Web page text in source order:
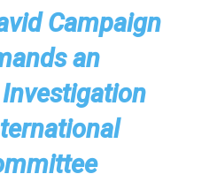
Campaign
an